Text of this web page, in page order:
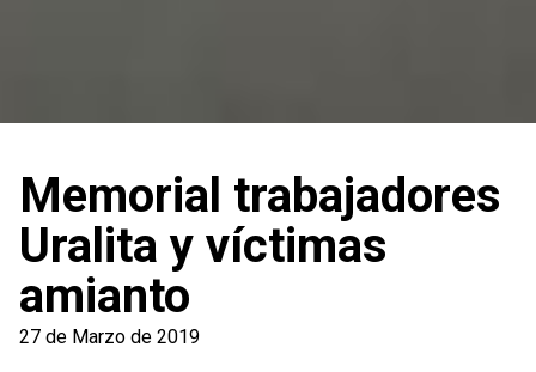
Memorial trabajadores
Uralita y víctimas
amianto
27 de Marzo de 2019